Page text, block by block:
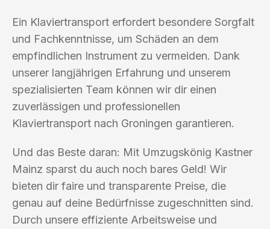
Ein Klaviertransport erfordert besondere Sorgfalt
und Fachkenntnisse, um Schäden an dem
empfindlichen Instrument zu vermeiden. Dank
unserer langjährigen Erfahrung und unserem
spezialisierten Team können wir dir einen
zuverlässigen und professionellen
Klaviertransport nach Groningen garantieren.
Und das Beste daran: Mit Umzugskönig Kastner
Mainz sparst du auch noch bares Geld! Wir
bieten dir faire und transparente Preise, die
genau auf deine Bedürfnisse zugeschnitten sind.
Durch unsere effiziente Arbeitsweise und